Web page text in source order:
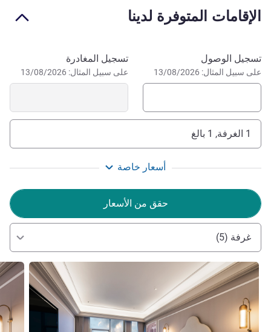
culture and tradition and enjoy our noble service and
delicate food.
It's a 10 mins drive from Niushou Mountain and a five mins
drive from Baijia Lake Park.
الإقامات المتوفرة لدينا
احجز في هذا الفندق
تسجيل الوصول
على سبيل المثال: 13/08/2026
تسجيل المغادرة
على سبيل المثال: 13/08/2026
1 الغرفة, 1 بالغ
أسعار خاصة
حقق من الأسعار
غرفة (5)
راجع التفاصيل راجع